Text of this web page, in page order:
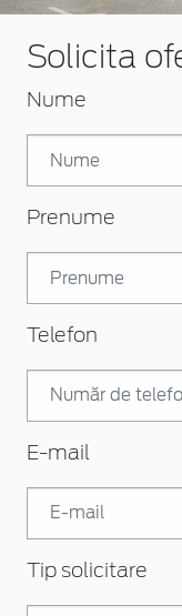
Solicita
Nume
Prenume
Telefon
E-mail
Tip solicitare